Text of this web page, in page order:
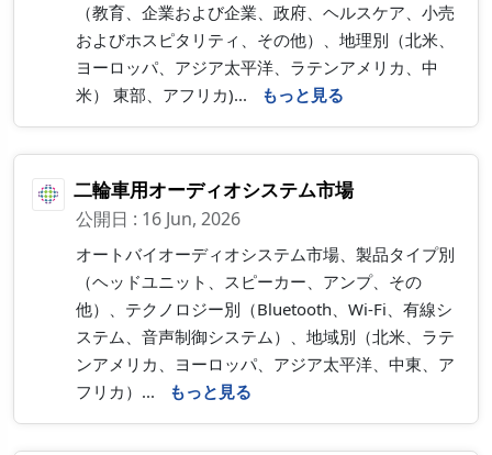
（教育、企業および企業、政府、ヘルスケア、小売
およびホスピタリティ、その他）、地理別（北米、
ヨーロッパ、アジア太平洋、ラテンアメリカ、中
米） 東部、アフリカ)...
もっと見る
二輪車用オーディオシステム市場
公開日 : 16 Jun, 2026
オートバイオーディオシステム市場、製品タイプ別
（ヘッドユニット、スピーカー、アンプ、その
他）、テクノロジー別（Bluetooth、Wi-Fi、有線シ
ステム、音声制御システム）、地域別（北米、ラテ
ンアメリカ、ヨーロッパ、アジア太平洋、中東、ア
フリカ）...
もっと見る